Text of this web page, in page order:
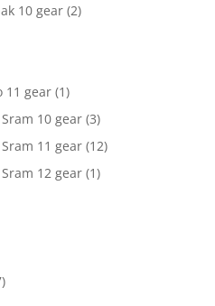
10 gear (2)
11 gear (1)
10 gear (3)
11 gear (12)
12 gear (1)